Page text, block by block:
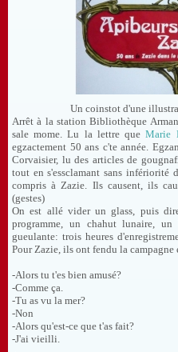
Un coinstot d'une
Arrêt à la station Bibliothèque
sale mome. Lu la lettre queMarie
egzactement 50 ans c'te année.
Corvaisier, lu des articles de
tout en s'essclamant sans
compris à Zazie. Ils causent, ils
(gestes)
On est allé vider un glass, puis
programme, un chahut lunaire, un
gueulante: trois heures
Pour Zazie, ils ont fendu la campagne
-Alors tu t'es bien amusé?
-Comme ça.
-Tu as vu la mer?
-Non
-Alors qu'est-ce que t'as fait?
-J'ai vieilli.